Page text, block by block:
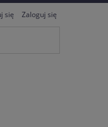
się Zaloguj się